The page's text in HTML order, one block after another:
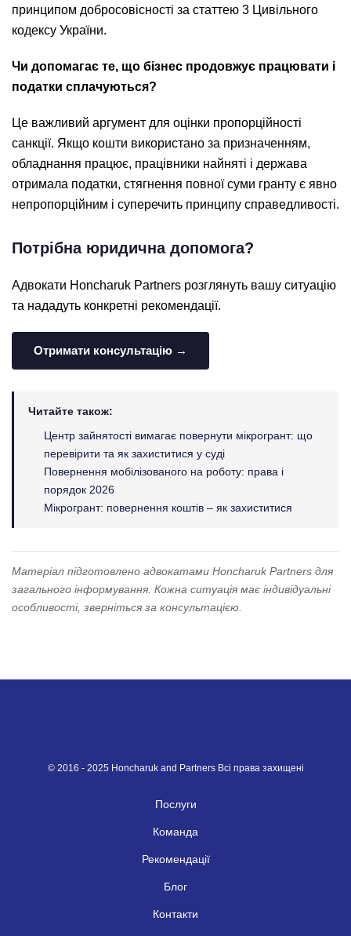
принципом добросовісності за статтею 3 Цивільного
кодексу України.
Чи допомагає те, що бізнес продовжує працювати і
податки сплачуються?
Це важливий аргумент для оцінки пропорційності
санкції. Якщо кошти використано за призначенням,
обладнання працює, працівники найняті і держава
отримала податки, стягнення повної суми гранту є явно
непропорційним і суперечить принципу справедливості.
Потрібна юридична допомога?
Адвокати Honcharuk Partners розглянуть вашу ситуацію
та нададуть конкретні рекомендації.
Отримати консультацію →
Читайте також:
Центр зайнятості вимагає повернути мікрогрант: що
перевірити та як захиститися у суді
Повернення мобілізованого на роботу: права і
порядок 2026
Мікрогрант: повернення коштів – як захиститися
Матеріал підготовлено адвокатами Honcharuk Partners для
загального інформування. Кожна ситуація має індивідуальні
особливості, зверніться за консультацією.
© 2016 - 2025 Honcharuk and Partners Всі права захищені
Послуги
Команда
Рекомендації
Блог
Контакти